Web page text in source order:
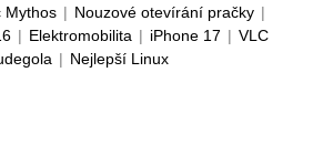
Mythos | Nouzové otevírání pračky |
| Elektromobilita | iPhone 17 | VLC
| Nejlepší Linux